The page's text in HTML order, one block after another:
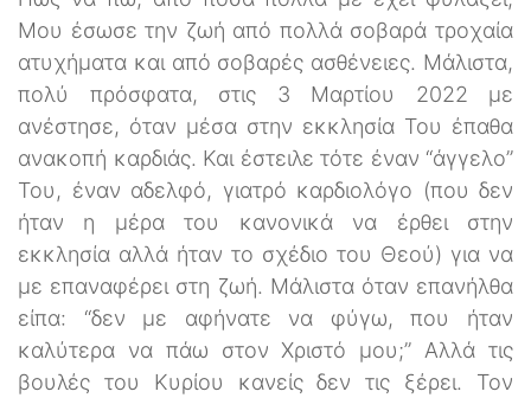
Μου έσωσε την ζωή από πολλά σοβαρά τροχαία
ατυχήματα και από σοβαρές ασθένειες. Μάλιστα,
πολύ πρόσφατα, στις 3 Μαρτίου 2022 με
ανέστησε, όταν μέσα στην εκκλησία Του έπαθα
ανακοπή καρδιάς. Και έστειλε τότε έναν “άγγελο”
Του, έναν αδελφό, γιατρό καρδιολόγο (που δεν
ήταν η μέρα του κανονικά να έρθει στην
εκκλησία αλλά ήταν το σχέδιο του Θεού) για να
με επαναφέρει στη ζωή. Μάλιστα όταν επανήλθα
είπα: “δεν με αφήνατε να φύγω, που ήταν
καλύτερα να πάω στον Χριστό μου;” Αλλά τις
βουλές του Κυρίου κανείς δεν τις ξέρει. Τον